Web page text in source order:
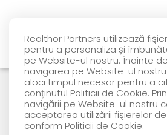
Realthor Partners utilizează
pentru a personaliza și
pe Website-ul nostru. Înainte
navigarea pe Website-ul
aloci timpul necesar pentru a
conținutul Politicii de Cookie.
navigării pe Website-ul nostru
acceptarea utilizării fişierelor
conform Politicii de Cookie.
Filtreaza